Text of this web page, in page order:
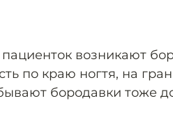
пациенток возникают
по краю ногтя, на
бородавки тоже